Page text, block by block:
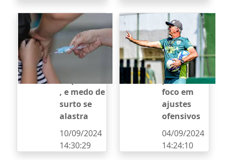
Em quatro
dias, Minas
tem 26
novos
coqueluche
, e medo de
surto se
alastra
10/09/2024
14:30:29
América:
Lisca pede
recuperaçã
o imediata
na Série B e
promete
foco em
ajustes
ofensivos
04/09/2024
14:24:10